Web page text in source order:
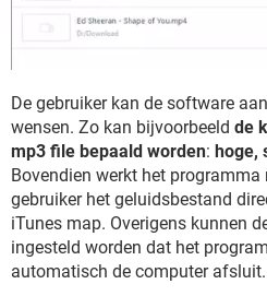
De gebruiker kan de software
wensen. Zo kan bijvoorbeeld de
mp3 file bepaald worden: hoge,
Bovendien werkt het programma
gebruiker het geluidsbestand
iTunes map. Overigens kunnen
ingesteld worden dat het
automatisch de computer afsluit.